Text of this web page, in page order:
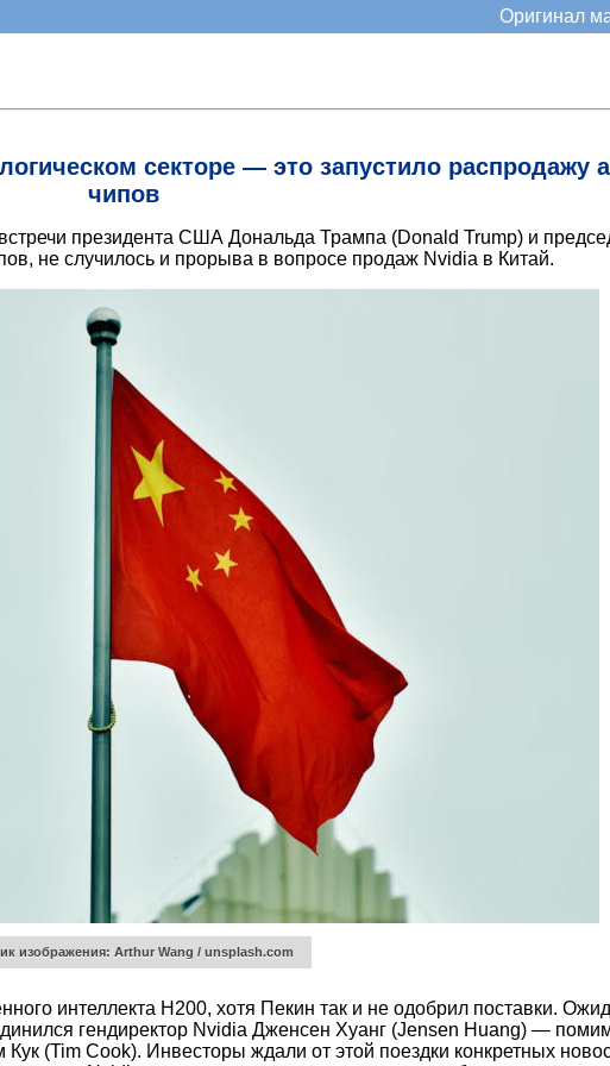
Оригинал
секторе — это запустило распродажу
чипов
президента США Дональда Трампа (Donald Trump) и
не случилось и прорыва в вопросе продаж Nvidia в Китай.
изображения: Arthur Wang / unsplash.com
интеллекта H200, хотя Пекин так и не одобрил поставки.
гендиректор Nvidia Дженсен Хуанг (Jensen Huang) —
(Tim Cook). Инвесторы ждали от этой поездки конкретных